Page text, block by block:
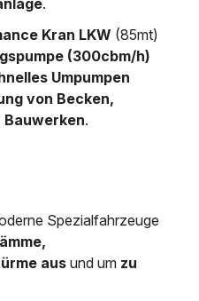
Kran LKW (85mt)
(300cbm/h)
Umpumpen
von Becken,
.
Spezial­fahrzeuge
ausund um zu